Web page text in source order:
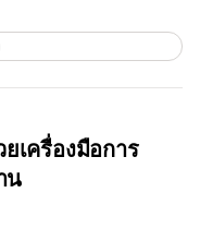
เครื่องมือการ
น